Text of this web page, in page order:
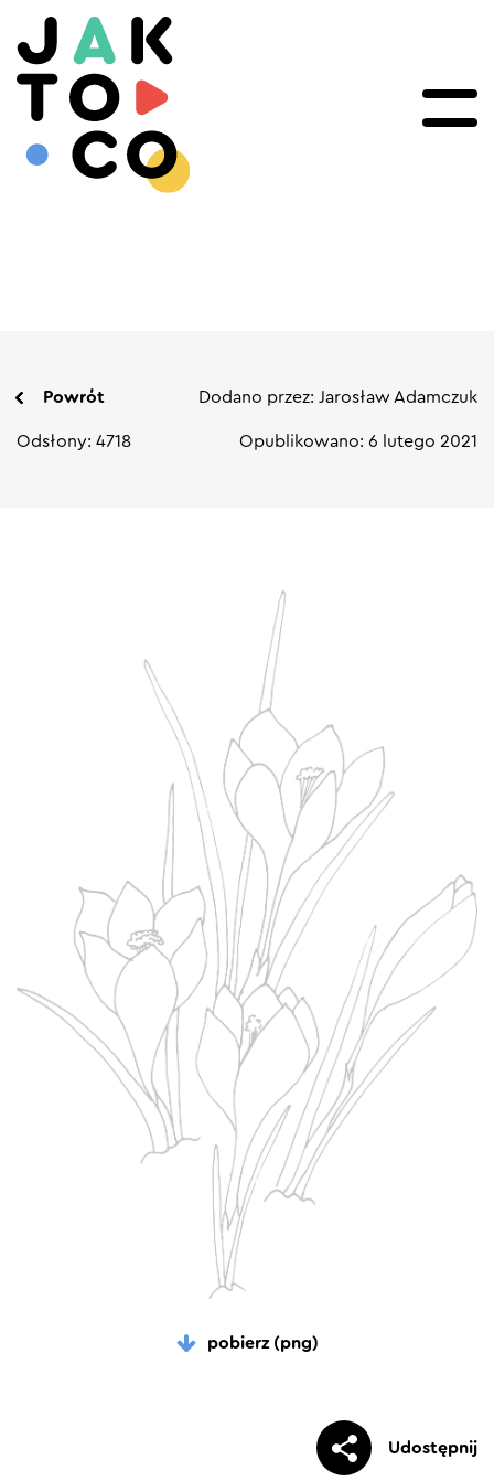
Powrót Dodano przez: Jarosław Adamczuk
Odsłony: 4718 Opublikowano: 6 lutego 2021
pobierz (png)
Udostępnij